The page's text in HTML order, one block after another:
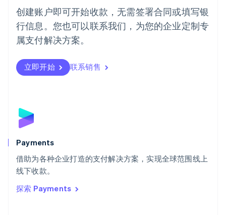
创建账户即可开始收款，无需签署合同或填写银
行信息。您也可以联系我们，为您的企业定制专
属支付解决方案。
立即开始 联系销售
Payments
借助为各种企业打造的支付解决方案，实现全球范围线上
线下收款。
探索 Payments
葡萄牙
Português English
日本
日本語English
瑞典
瑞士
DeutschFrançais
English
斯洛文尼亚
泰国
ไทยEnglish
希腊
English
西班牙